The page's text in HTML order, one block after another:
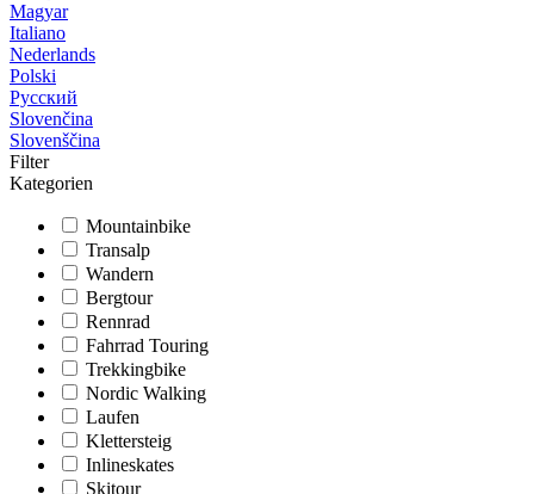
Magyar
Italiano
Nederlands
Polski
Русский
Slovenčina
Slovenščina
Filter
Kategorien
Mountainbike
Transalp
Wandern
Bergtour
Rennrad
Fahrrad Touring
Trekkingbike
Nordic Walking
Laufen
Klettersteig
Inlineskates
Skitour